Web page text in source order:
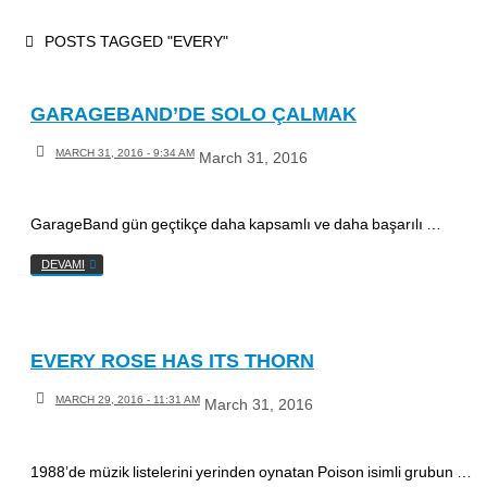
HOMEPOSTS TAGGED "EVERY"
GARAGEBAND’DE SOLO ÇALMAK
MARCH 31, 2016 - 9:34 AM March 31, 2016
GarageBand gün geçtikçe daha kapsamlı ve daha başarılı …
DEVAMI
EVERY ROSE HAS ITS THORN
MARCH 29, 2016 - 11:31 AM March 31, 2016
1988’de müzik listelerini yerinden oynatan Poison isimli grubun …